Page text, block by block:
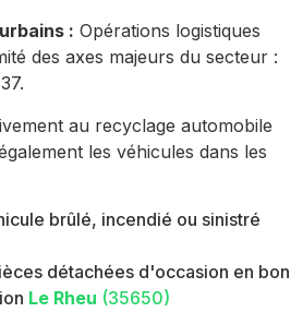
: Opérations logistiques
des axes majeurs du secteur :
au recyclage automobile
les véhicules dans les
brûlé, incendié ou sinistré
détachées d'occasion en bon
Le Rheu (35650)